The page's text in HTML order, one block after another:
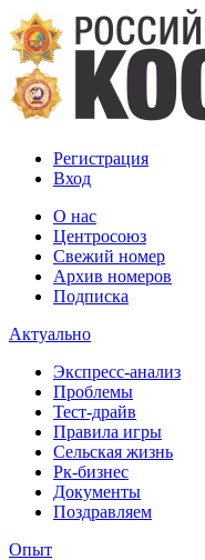
Регистрация
Вход
О нас
Центросоюз
Свежий номер
Архив номеров
Подписка
Актуально
Экспресс-анализ
Проблемы
Тест-драйв
Правила игры
Сельская жизнь
Рк-бизнес
Документы
Поздравляем
Опыт